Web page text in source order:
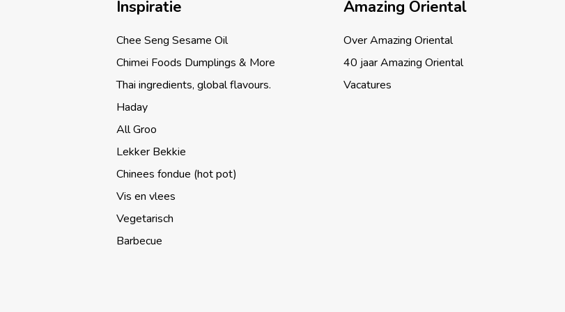
Inspiratie
Chee Seng Sesame Oil
Chimei Foods Dumplings & More
Thai ingredients, global flavours.
Haday
All Groo
Lekker Bekkie
Chinees fondue (hot pot)
Vis en vlees
Vegetarisch
Barbecue
Amazing Oriental
Over Amazing Oriental
40 jaar Amazing Oriental
Vacatures